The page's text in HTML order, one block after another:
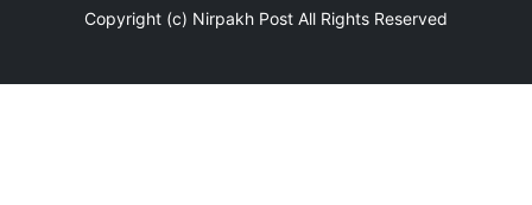
Copyright (c) Nirpakh Post All Rights Reserved